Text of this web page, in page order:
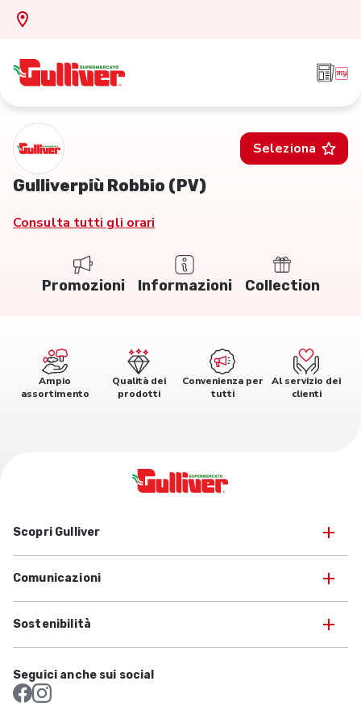
Seleziona
Gulliverpiù Robbio (PV)
Consulta tutti gli orari
Promozioni Informazioni Collection
Ampio
assortimento
Qualità dei
prodotti
Convenienza per
tutti
Al servizio dei
clienti
Scopri Gulliver
Comunicazioni
Sostenibilità
Seguici anche sui social